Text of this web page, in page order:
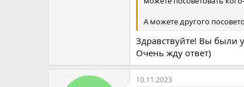
А можете другого
Здравствуйте! Вы были
Очень жду ответ)
10.11.2023